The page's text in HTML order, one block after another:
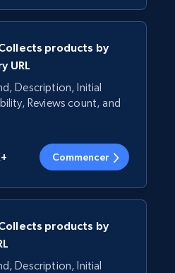
products by
URL
Description, Initial
Reviews count, and
Commencer
products by
Description, Initial